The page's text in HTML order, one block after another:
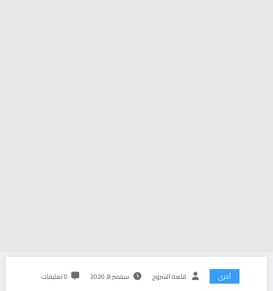
أخرى قلعة الشروح سبتمبر 8, 2020 0 تعليقات